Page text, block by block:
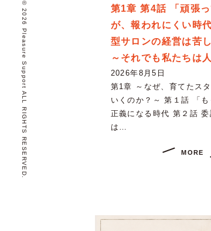
© 2026 Pleasure Support ALL RIGHTS RESERVED.
第1章 第4話 「頑張っ
が、報われにくい時
型サロンの経営は苦
～それでも私たちは
2026年8月5日
第1章 ～なぜ、育てたス
いくのか？～ 第１話 「
正義になる時代 第２話 委
は…
MORE